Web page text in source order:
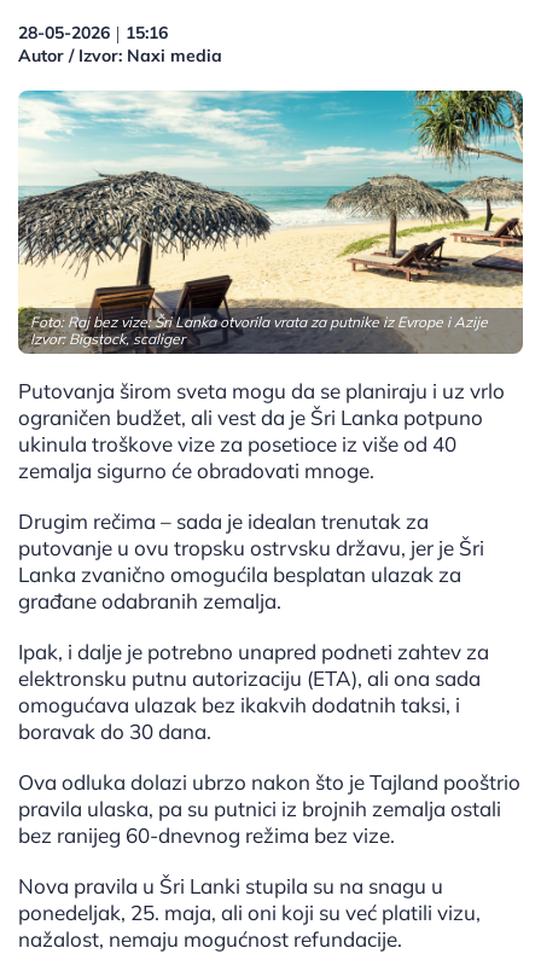
28-05-2026 | 15:16
Autor / Izvor: Naxi media
Foto: Raj bez vize: Šri Lanka otvorila vrata za putnike iz Evrope i Azije
Izvor: Bigstock, scaliger
Putovanja širom sveta mogu da se planiraju i uz vrlo
ograničen budžet, ali vest da je Šri Lanka potpuno
ukinula troškove vize za posetioce iz više od 40
zemalja sigurno će obradovati mnoge.
Drugim rečima – sada je idealan trenutak za
putovanje u ovu tropsku ostrvsku državu, jer je Šri
Lanka zvanično omogućila besplatan ulazak za
građane odabranih zemalja.
Ipak, i dalje je potrebno unapred podneti zahtev za
elektronsku putnu autorizaciju (ETA), ali ona sada
omogućava ulazak bez ikakvih dodatnih taksi, i
boravak do 30 dana.
Ova odluka dolazi ubrzo nakon što je Tajland pooštrio
pravila ulaska, pa su putnici iz brojnih zemalja ostali
bez ranijeg 60-dnevnog režima bez vize.
Nova pravila u Šri Lanki stupila su na snagu u
ponedeljak, 25. maja, ali oni koji su već platili vizu,
nažalost, nemaju mogućnost refundacije.